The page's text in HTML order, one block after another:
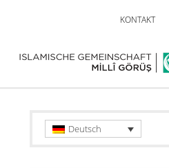
KONTAKT
Deutsch